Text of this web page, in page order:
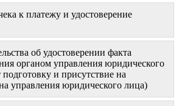
к платежу и удостоверение
об удостоверении факта
органом управления юридического
и присутствие на
управления юридического лица)